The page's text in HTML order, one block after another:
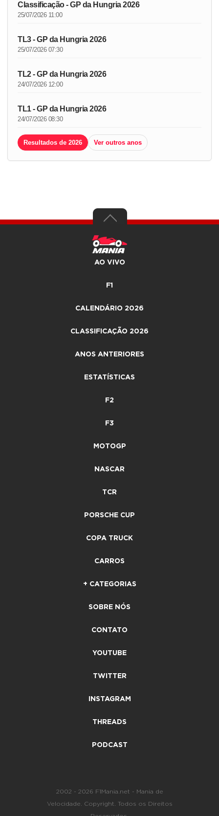
Classificação - GP da Hungria 2026
25/07/2026 11:00
TL3 - GP da Hungria 2026
25/07/2026 07:30
TL2 - GP da Hungria 2026
24/07/2026 12:00
TL1 - GP da Hungria 2026
24/07/2026 08:30
Resultados de 2026 Ver outros anos
AO VIVO
F1
CALENDÁRIO 2026
CLASSIFICAÇÃO 2026
ANOS ANTERIORES
ESTATÍSTICAS
F2
F3
MOTOGP
NASCAR
TCR
PORSCHE CUP
COPA TRUCK
CARROS
+ CATEGORIAS
SOBRE NÓS
CONTATO
YOUTUBE
TWITTER
INSTAGRAM
THREADS
PODCAST
2002 - 2026 F1Mania.net - Mania de
Velocidade. Copyright. Todos os Direitos